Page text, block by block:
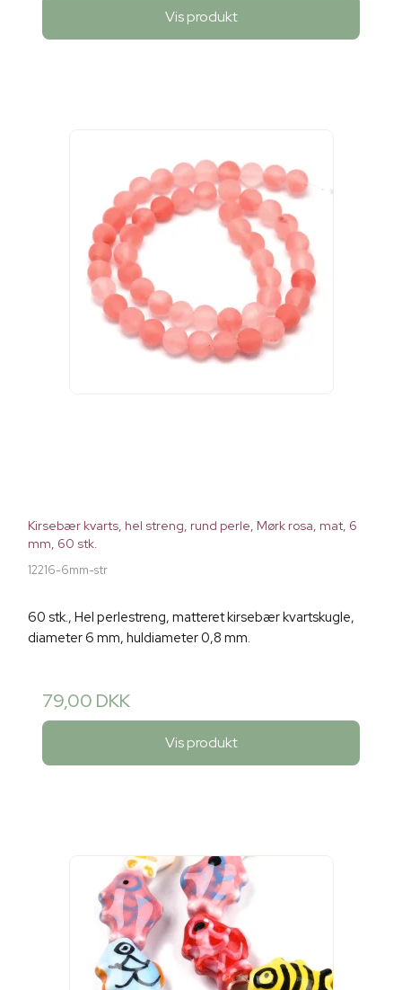
Vis produkt
Kirsebær kvarts, hel streng, rund perle, Mørk rosa, mat, 6
mm, 60 stk.
12216-6mm-str
60 stk., Hel perlestreng, matteret kirsebær kvartskugle,
diameter 6 mm, huldiameter 0,8 mm.
79,00 DKK
Vis produkt